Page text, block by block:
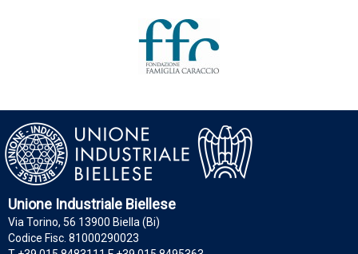
Unione Industriale Biellese
Via Torino, 56 13900 Biella (Bi)
Codice Fisc. 81000290023